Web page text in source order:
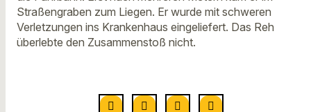
Straßengraben zum Liegen. Er wurde mit schweren
Verletzungen ins Krankenhaus eingeliefert. Das Reh
überlebte den Zusammenstoß nicht.